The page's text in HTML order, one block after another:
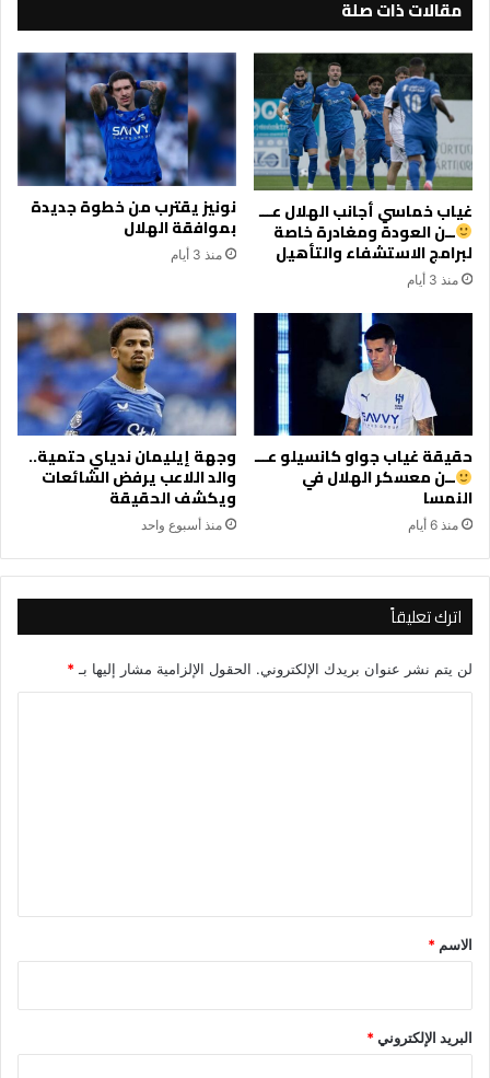
مقالات ذات صلة
غياب خماسي أجانب الهلال عـــ
ــن العودة ومغادرة خاصة
لبرامج الاستشفاء والتأهيل
منذ 3 أيام
نونيز يقترب من خطوة جديدة
بموافقة الهلال
منذ 3 أيام
حقيقة غياب جواو كانسيلو عـــ
ــن معسكر الهلال في
النمسا
منذ 6 أيام
وجهة إيليمان ندياي حتمية..
والد اللاعب يرفض الشائعات
ويكشف الحقيقة
منذ أسبوع واحد
اترك تعليقاً
لن يتم نشر عنوان بريدك الإلكتروني. الحقول الإلزامية مشار إليها بـ*
*
الاسم *
البريد الإلكتروني*